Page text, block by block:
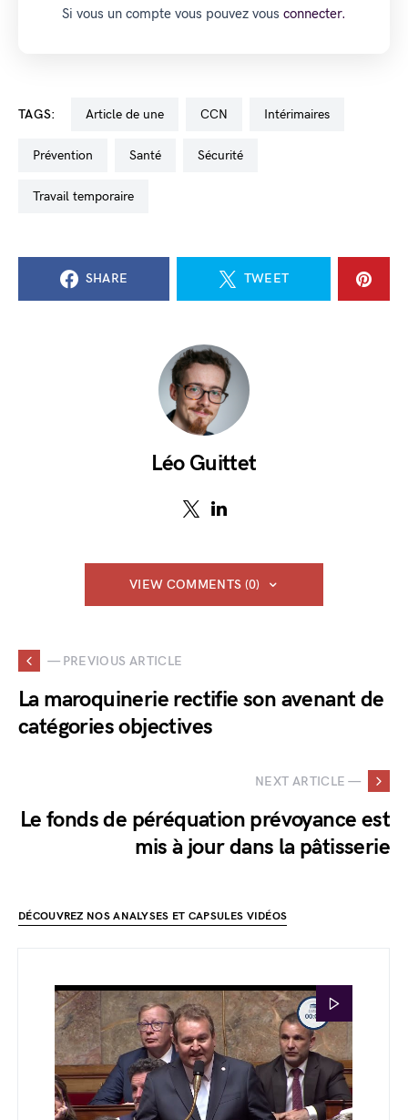
Si vous un compte vous pouvez vous connecter.
TAGS: Article de une CCN intérimaires
prévention santé sécurité
travail temporaire
SHARE TWEET
Léo Guittet
VIEW COMMENTS (0)
— PREVIOUS ARTICLE
La maroquinerie rectifie son avenant de
catégories objectives
NEXT ARTICLE —
Le fonds de péréquation prévoyance est
mis à jour dans la pâtisserie
DÉCOUVREZ NOS ANALYSES ET CAPSULES VIDÉOS